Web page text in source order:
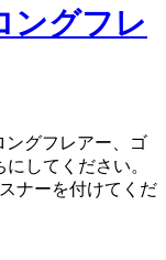
ングフレ
ングフレアー、ゴ
してください。
ナーを付けてくだ